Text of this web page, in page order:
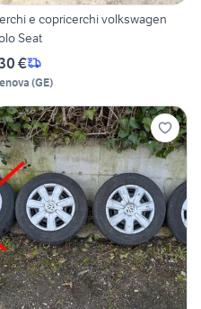
e copricerchi volkswagen
Seat
€
(GE)